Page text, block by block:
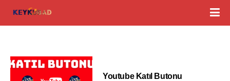
Youtube Katıl Butonu